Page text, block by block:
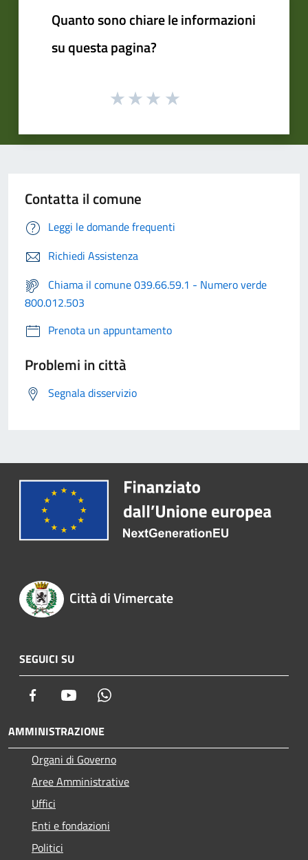
Quanto sono chiare le informazioni
su questa pagina?
Contatta il comune
Leggi le domande frequenti
Richiedi Assistenza
Chiama il comune 039.66.59.1 - Numero verde
800.012.503
Prenota un appuntamento
Problemi in città
Segnala disservizio
Città di Vimercate
SEGUICI SU
Facebook Youtube
AMMINISTRAZIONE
Organi di Governo
Aree Amministrative
Uffici
Enti e fondazioni
Politici